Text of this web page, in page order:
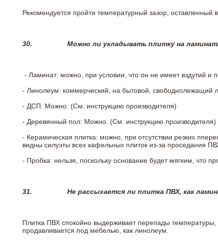
Рекомендуется пройти температурный зазор,
30. Можно ли укладывать плитку на
- Ламинат: можно, при условии, что он не имеет вздутий
- Линолеум: коммерческий, на бытовой, свободнолежащий
- ДСП: Можно. (См. инструкцию производителя)
- Деревянный пол: Можно. (См. инструкцию производителя)
- Керамическая плитка: можно, при отсутствии резких
видны силуэты всех кафельных плиток из-за проседания
- Пробка: нельзя, поскольку основание будет мягким, что
31. Не рассыхается ли плитка ПВХ, как
Плитка ПВХ спокойно выдерживает перепады температуры,
продавливается под мебелью, как линолеум.